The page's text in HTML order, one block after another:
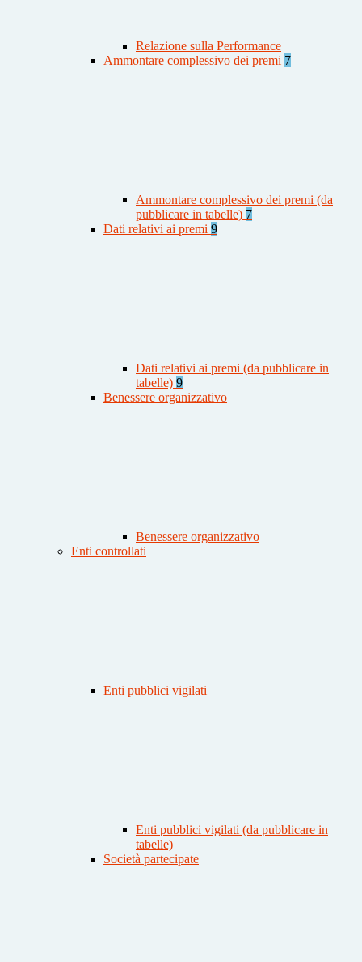
Relazione sulla Performance
Ammontare complessivo dei premi 7
Ammontare complessivo dei premi (da
pubblicare in tabelle) 7
Dati relativi ai premi 9
Dati relativi ai premi (da pubblicare in
tabelle) 9
Benessere organizzativo
Benessere organizzativo
Enti controllati
Enti pubblici vigilati
Enti pubblici vigilati (da pubblicare in
tabelle)
Società partecipate